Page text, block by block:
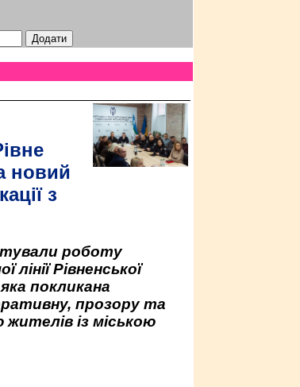
новий
з
роботу
лінії Рівненської
покликана
прозору та
жителів із міською